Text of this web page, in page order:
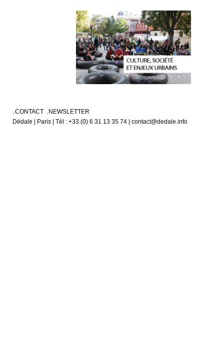
CONTACT
NEWSLETTER
Dédale | Paris | Tél : +33 (0) 6 31 13 35 74 | contact@dedale.info